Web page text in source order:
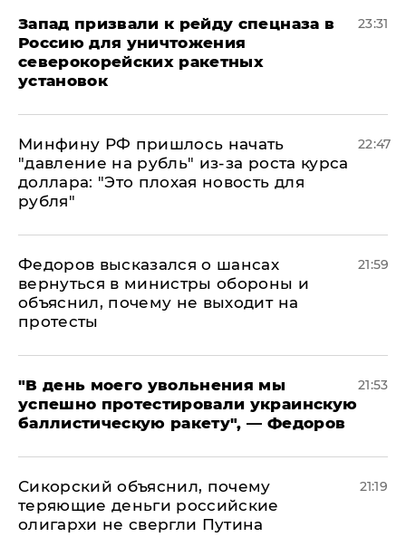
Запад призвали к рейду спецназа в
Россию для уничтожения
северокорейских ракетных
установок
23:31
Минфину РФ пришлось начать
"давление на рубль" из-за роста курса
доллара: "Это плохая новость для
рубля"
22:47
Федоров высказался о шансах
вернуться в министры обороны и
объяснил, почему не выходит на
протесты
21:59
​"В день моего увольнения мы
успешно протестировали украинскую
баллистическую ракету", — Федоров
21:53
Сикорский объяснил, почему
теряющие деньги российские
олигархи не свергли Путина
21:19